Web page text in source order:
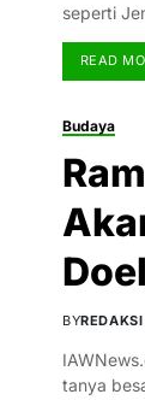
seperti
READ
Budaya
BY
tanya